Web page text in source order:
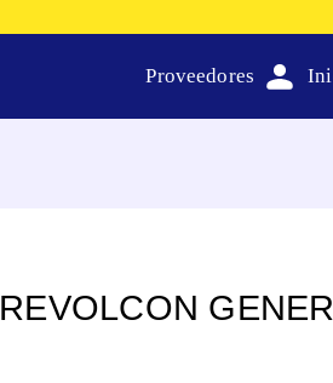
Proveedores
GENER